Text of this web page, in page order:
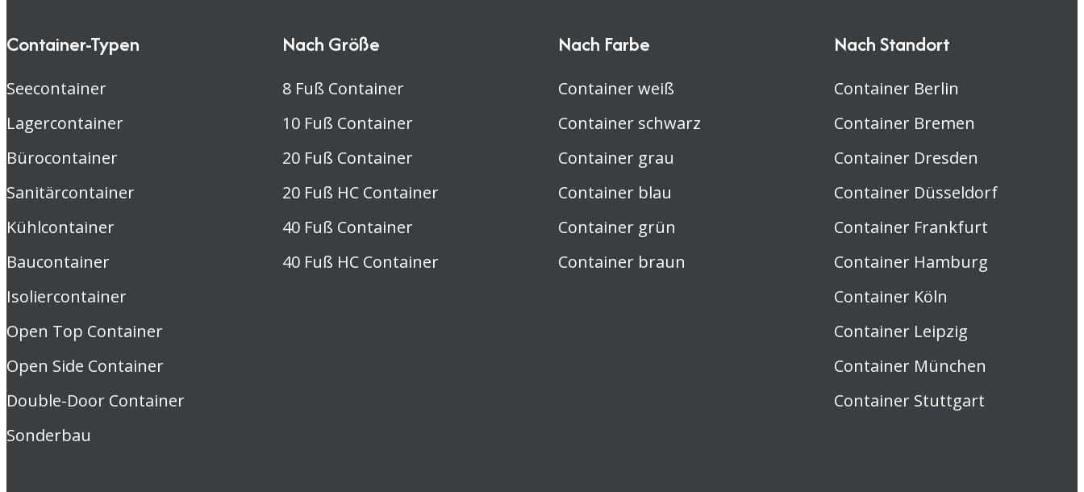
Container-Typen
Seecontainer
Lagercontainer
Bürocontainer
Sanitärcontainer
Kühlcontainer
Baucontainer
Isoliercontainer
Open Top Container
Open Side Container
Double-Door Container
Sonderbau
Nach Größe
8 Fuß Container
10 Fuß Container
20 Fuß Container
20 Fuß HC Container
40 Fuß Container
40 Fuß HC Container
Nach Farbe
Container weiß
Container schwarz
Container grau
Container blau
Container grün
Container braun
Nach Standort
Container Berlin
Container Bremen
Container Dresden
Container Düsseldorf
Container Frankfurt
Container Hamburg
Container Köln
Container Leipzig
Container München
Container Stuttgart